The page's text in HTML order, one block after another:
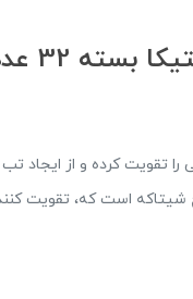
32 عددی
تقویت کرده و از ایجاد
است که، تقویت